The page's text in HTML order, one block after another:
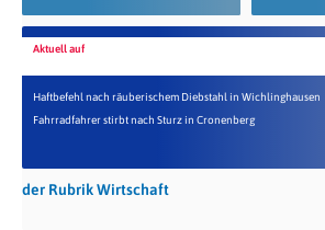
Aktuell auf
Haftbefehl nach räuberischem Diebstahl in Wichlinghausen
Fahrradfahrer stirbt nach Sturz in Cronenberg
der Rubrik Wirtschaft